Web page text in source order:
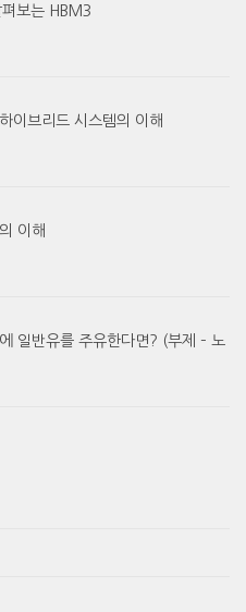
펴보는 HBM3
이브리드 시스템의 이해
이해
일반유를 주유한다면? (부제 – 노